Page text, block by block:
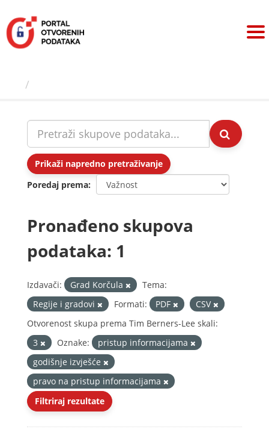
sadržaj
Prikaži napredno pretraživanje
Poredaj prema
Pronađeno skupova
podataka: 1
Izdavači: Grad Korčula
Tema:
Regije i gradovi
Formati: PDF
CSV
Otvorenost skupa prema Tim Berners-Lee skali:
3
Oznake:
pristup informacijama
godišnje izvješće
pravo na pristup informacijama
Filtriraj rezultate